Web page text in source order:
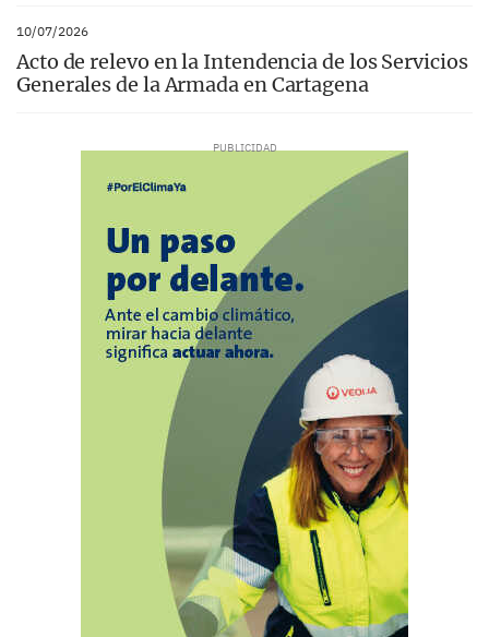
10/07/2026
Acto de relevo en la Intendencia de los Servicios
Generales de la Armada en Cartagena